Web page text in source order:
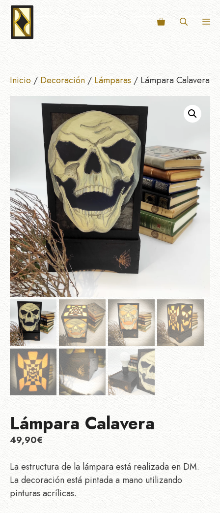
Saltar
contenido
Inicio / Decoración / Lámparas / Lámpara Calavera
Lámpara Calavera
49,90€
La estructura de la lámpara está realizada en DM.
La decoración está pintada a mano utilizando
pinturas acrílicas.